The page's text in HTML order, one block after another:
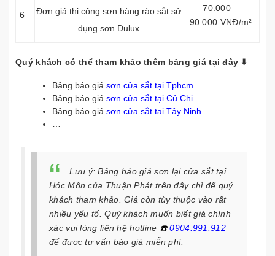
6
Đơn giá thi công sơn hàng rào sắt sử
dụng sơn Dulux
70.000 –
90.000 VNĐ/m²
Quý khách có thể tham khảo thêm bảng giá tại đây ⬇️
Bảng báo giá sơn cửa sắt tại Tphcm
Bảng báo giá sơn cửa sắt tại Củ Chi
Bảng báo giá sơn cửa sắt tại Tây Ninh
Lưu ý: Bảng báo giá sơn lại cửa sắt tại
Hóc Môn của Thuận Phát trên đây chỉ để quý
khách tham khảo. Giá còn tùy thuộc vào rất
nhiều yếu tố. Quý khách muốn biết giá chính
xác vui lòng liên hệ hotline ☎️0904.991.912
để được tư vấn báo giá miễn phí.